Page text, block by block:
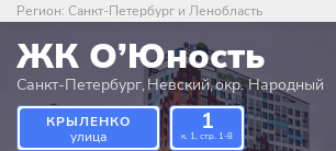
Регион: Санкт-Петербург и Ленобласть
ЖК О’Юность
Санкт-Петербург,Невский,окр. Народный
КРЫЛЕНКО
улица
1
к. 1, стр. 1-8